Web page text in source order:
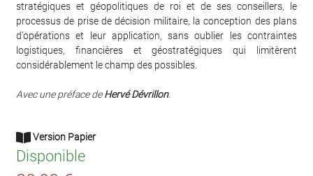
stratégiques et géopolitiques de roi et de ses conseillers, le
processus de prise de décision militaire, la conception des plans
d'opérations et leur application, sans oublier les contraintes
logistiques, financières et géostratégiques qui limitèrent
considérablement le champ des possibles.
Avec une préface deHervé Dévrillon.
Version Papier
Disponible